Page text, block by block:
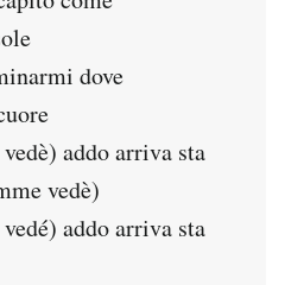
dove
addo arriva sta
vedè)
addo arriva sta